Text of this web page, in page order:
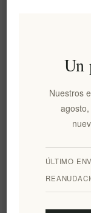
€99,00 exclUn
Nuestros
ÚLTIMO